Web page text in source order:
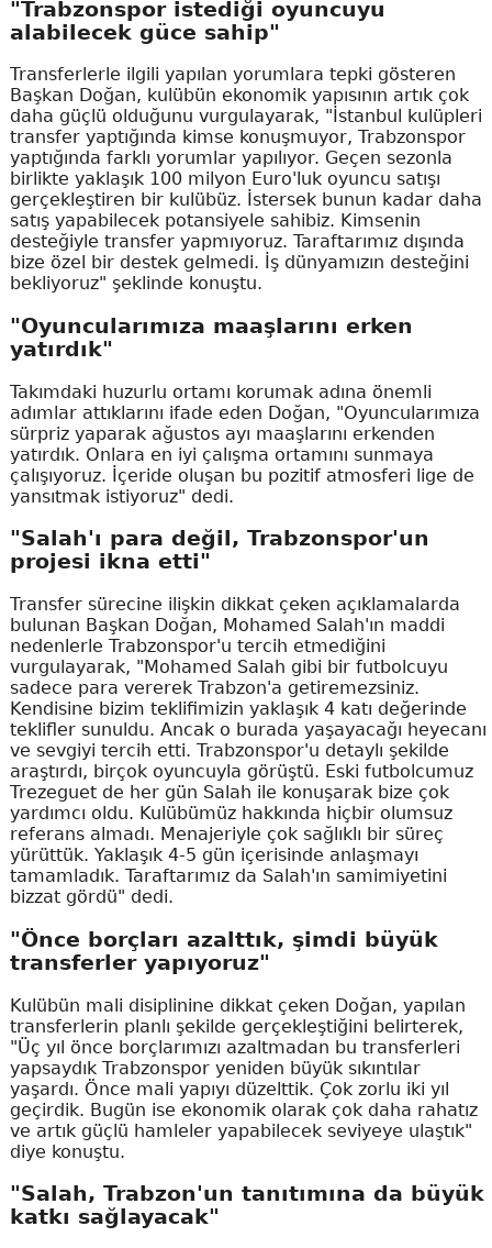
"Trabzonspor istediği oyuncuyu
alabilecek güce sahip"
Transferlerle ilgili yapılan yorumlara tepki gösteren
Başkan Doğan, kulübün ekonomik yapısının artık çok
daha güçlü olduğunu vurgulayarak, "İstanbul kulüpleri
transfer yaptığında kimse konuşmuyor, Trabzonspor
yaptığında farklı yorumlar yapılıyor. Geçen sezonla
birlikte yaklaşık 100 milyon Euro'luk oyuncu satışı
gerçekleştiren bir kulübüz. İstersek bunun kadar daha
satış yapabilecek potansiyele sahibiz. Kimsenin
desteğiyle transfer yapmıyoruz. Taraftarımız dışında
bize özel bir destek gelmedi. İş dünyamızın desteğini
bekliyoruz" şeklinde konuştu.
"Oyuncularımıza maaşlarını erken
yatırdık"
Takımdaki huzurlu ortamı korumak adına önemli
adımlar attıklarını ifade eden Doğan, "Oyuncularımıza
sürpriz yaparak ağustos ayı maaşlarını erkenden
yatırdık. Onlara en iyi çalışma ortamını sunmaya
çalışıyoruz. İçeride oluşan bu pozitif atmosferi lige de
yansıtmak istiyoruz" dedi.
"Salah'ı para değil, Trabzonspor'un
projesi ikna etti"
Transfer sürecine ilişkin dikkat çeken açıklamalarda
bulunan Başkan Doğan, Mohamed Salah'ın maddi
nedenlerle Trabzonspor'u tercih etmediğini
vurgulayarak, "Mohamed Salah gibi bir futbolcuyu
sadece para vererek Trabzon'a getiremezsiniz.
Kendisine bizim teklifimizin yaklaşık 4 katı değerinde
teklifler sunuldu. Ancak o burada yaşayacağı heyecanı
ve sevgiyi tercih etti. Trabzonspor'u detaylı şekilde
araştırdı, birçok oyuncuyla görüştü. Eski futbolcumuz
Trezeguet de her gün Salah ile konuşarak bize çok
yardımcı oldu. Kulübümüz hakkında hiçbir olumsuz
referans almadı. Menajeriyle çok sağlıklı bir süreç
yürüttük. Yaklaşık 4-5 gün içerisinde anlaşmayı
tamamladık. Taraftarımız da Salah'ın samimiyetini
bizzat gördü" dedi.
"Önce borçları azalttık, şimdi büyük
transferler yapıyoruz"
Kulübün mali disiplinine dikkat çeken Doğan, yapılan
transferlerin planlı şekilde gerçekleştiğini belirterek,
"Üç yıl önce borçlarımızı azaltmadan bu transferleri
yapsaydık Trabzonspor yeniden büyük sıkıntılar
yaşardı. Önce mali yapıyı düzelttik. Çok zorlu iki yıl
geçirdik. Bugün ise ekonomik olarak çok daha rahatız
ve artık güçlü hamleler yapabilecek seviyeye ulaştık"
diye konuştu.
"Salah, Trabzon'un tanıtımına da büyük
katkı sağlayacak"